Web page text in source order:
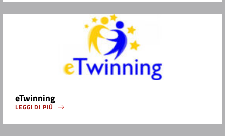
eTwinning
LEGGI DI PIÙ